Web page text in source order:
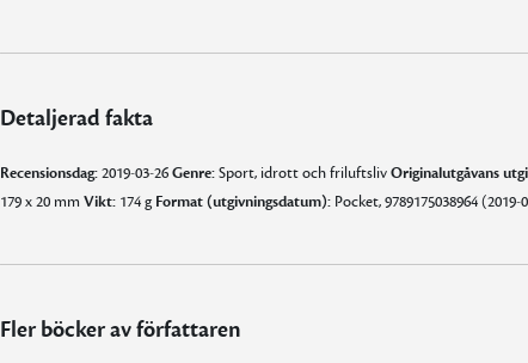
Detaljerad fakta
Recensionsdag:2019-03-26Genre:Sport, idrott och friluftslivOriginalutgåvans
179 x 20 mmVikt:174 g Format (utgivningsdatum):Pocket, 9789175038964 (2019-
Fler böcker av författaren